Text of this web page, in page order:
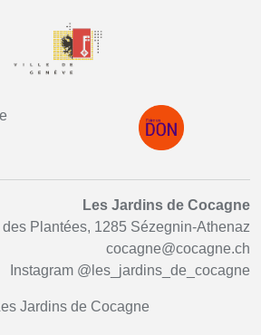
Les Jardins de Cocagne
des Plantées, 1285 Sézegnin-Athenaz
cocagne@cocagne.ch
Instagram @les_jardins_de_cocagne
Jardins de Cocagne